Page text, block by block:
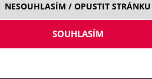
NESOUHLASÍM / OPUSTIT STRÁNKU